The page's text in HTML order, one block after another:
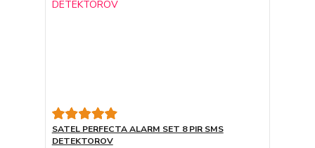
SATEL PERFECTA ALARM SET 8 PIR SMS
DETEKTOROV